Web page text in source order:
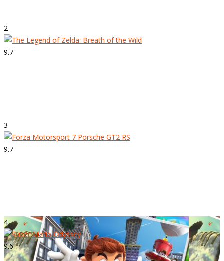
2
9.7
3
9.7
4
9.6